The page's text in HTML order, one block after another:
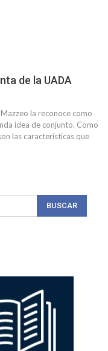
de la UADA
la reconoce como
idea de conjunto. Como
las características que